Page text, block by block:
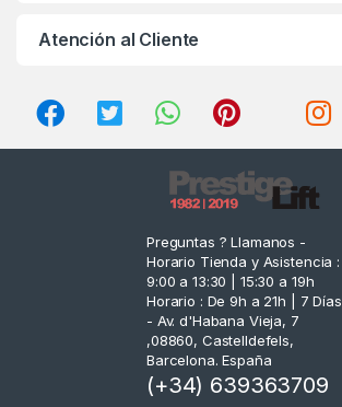
Atención al Cliente
Preguntas ? Llamanos -
Horario Tienda y Asistencia :
9:00 a 13:30 | 15:30 a 19h
Horario : De 9h a 21h | 7 Días
- Av. d'Habana Vieja, 7
,08860, Castelldefels,
Barcelona. España
(+34) 639363709